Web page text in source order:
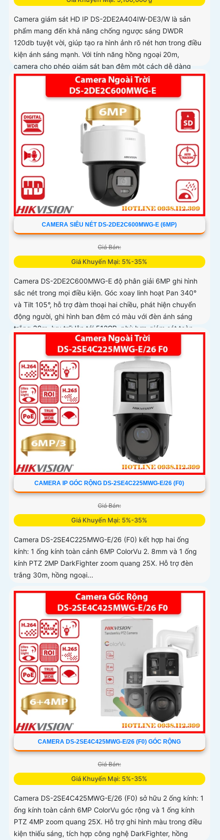
Camera giám sát HD IP DS-2DE2A404IW-DE3/W là sản
phẩm mang đến khả năng chống ngược sáng DWDR
120db tuyệt vời, giúp tạo ra hình ảnh rõ nét hơn trong điều
kiện ánh sáng mạnh. Với tính năng hồng ngoại 20m,
camera cho phép giám sát ban đêm một cách dễ dàng
CAMERA SIÊU NÉT DS-2DE2C600MWG-E (6MP)
Giá Bán:
Giá Khuyến Mại: 5%-35%
Camera DS-2DE2C600MWG-E độ phân giải 6MP ghi hình
sắc nét trong mọi điều kiện. Góc xoay linh hoạt Pan 340°
và Tilt 105°, hỗ trợ đàm thoại hai chiều, phát hiện chuyển
động người, ghi hình ban đêm có màu với đèn ánh sáng
trắng 30m, lưu trữ lên tới 512GB, phù hợp giám sát toàn
CAMERA IP GÓC RỘNG DS-2SE4C225MWG-E/26 (F0)
Giá Bán:
Giá Khuyến Mại: 5%-35%
Camera DS-2SE4C225MWG-E/26 (F0) kết hợp hai ống
kính: 1 ống kính toàn cảnh 6MP ColorVu 2. 8mm và 1 ống
kính PTZ 2MP DarkFighter zoom quang 25X. Hỗ trợ đèn
trắng 30m, hồng ngoại...
CAMERA DS-2SE4C425MWG-E/26 (F0) GÓC RỘNG
Giá Bán:
Giá Khuyến Mại: 5%-35%
Camera DS-2SE4C425MWG-E/26 (F0) sở hữu 2 ống kính: 1
ống kính toàn cảnh 6MP ColorVu góc rộng và 1 ống kính
PTZ 4MP zoom quang 25X. Hỗ trợ ghi hình màu trong điều
kiện thiếu sáng, tích hợp công nghệ DarkFighter, hồng